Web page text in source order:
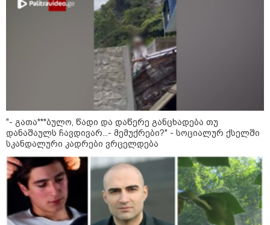
"- გათა***ბულო, წადი და დაწერე
განცხადება თუ დანაშაულს
ჩავდივარ...- მემუქრები?" -
სოციალურ ქსელში სკანდალური
კადრები ვრცელდება
"ბოლო წამებზე ნამდვილად ისმის
განწირული ხმა: “კახა, არ
მიმატოვო, გეხვეწები” - რა წერს
და რა ვიდეოს აქვეყნებს
ადვოკატი, ტარიელ კაკაბაძე?
ვრცელდება მკვლელობის
მომენტში გადაღებული უმძიმესი
ვიდეო: კადრებში ჩანს, როგორ
ესროლეს ცნობილ "ტიკტოკერს"
ლაივის დროს - რას ამბობს
მომხდარზე მექსიკის პოლიცია
"- გათა***ბულო, წადი და დაწერე განცხადება თუ
დანაშაულს ჩავდივარ...- მემუქრები?" - სოციალურ ქსელში
სკანდალური კადრები ვრცელდება